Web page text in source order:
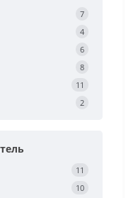
7
4
6
8
11
2
11
10